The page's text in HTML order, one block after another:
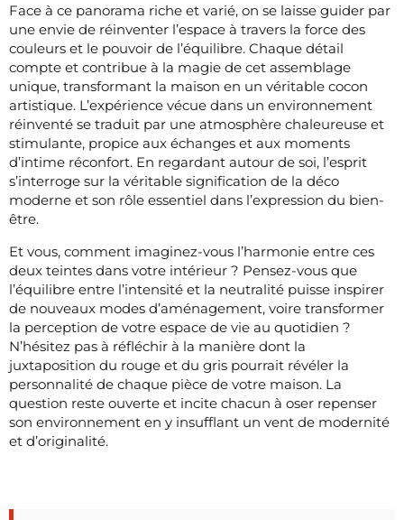
Face à ce panorama riche et varié, on se laisse guider par
une envie de réinventer l’espace à travers la force des
couleurs et le pouvoir de l’équilibre. Chaque détail
compte et contribue à la magie de cet assemblage
unique, transformant la maison en un véritable cocon
artistique. L’expérience vécue dans un environnement
réinventé se traduit par une atmosphère chaleureuse et
stimulante, propice aux échanges et aux moments
d’intime réconfort. En regardant autour de soi, l’esprit
s’interroge sur la véritable signification de la déco
moderne et son rôle essentiel dans l’expression du bien-
être.
Et vous, comment imaginez-vous l’harmonie entre ces
deux teintes dans votre intérieur ? Pensez-vous que
l’équilibre entre l’intensité et la neutralité puisse inspirer
de nouveaux modes d’aménagement, voire transformer
la perception de votre espace de vie au quotidien ?
N’hésitez pas à réfléchir à la manière dont la
juxtaposition du rouge et du gris pourrait révéler la
personnalité de chaque pièce de votre maison. La
question reste ouverte et incite chacun à oser repenser
son environnement en y insufflant un vent de modernité
et d’originalité.